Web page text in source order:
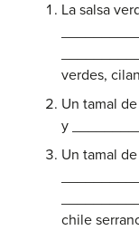
La salsa
verdes,
Un tamal
y
Un tamal
chile